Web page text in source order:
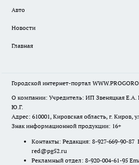
Авто
Новости
Главная
Городской интернет-портал
О компании: Учредитель: ИП Звеняцкая Е.А.
Ю.Г.
Адрес: 610001, Кировская область, г. Киров,
Знак информационной продукции: 16+
Контакты: Редакция: 8-927-669-90-87
red@pg52.ru
Рекламный отдел: 8-920-004-61-95